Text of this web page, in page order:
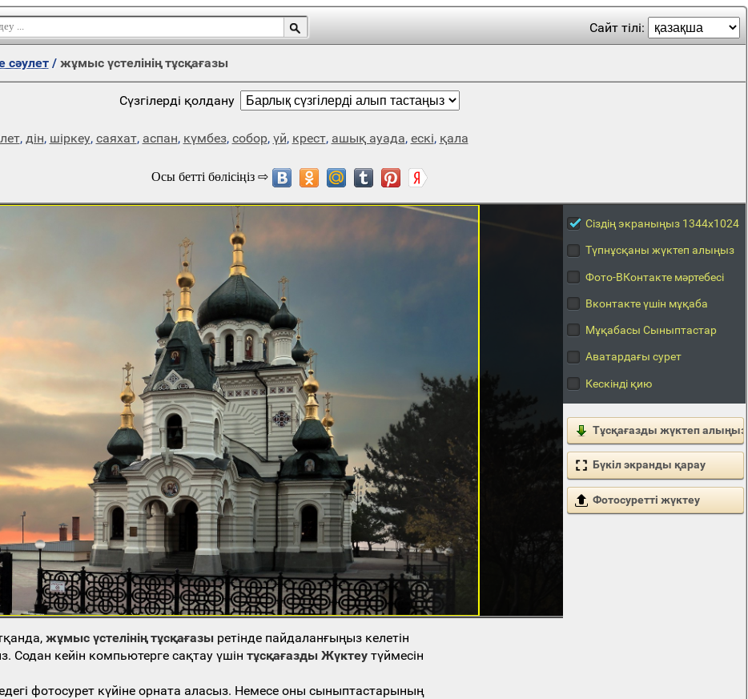
Сайт тілі:
сәулет/ жұмыс үстелінің тұсқағазы
Сүзгілерді қолдану
, дін, шіркеу, саяхат, аспан, күмбез, собор, үй, крест, ашық ауада, ескі, қала
Сіздің экраныңыз 1344x1024
Түпнұсқаны жүктеп алыңыз
Фото-ВКонтакте мәртебесі
Вконтакте үшін мұқаба
Мұқабасы Сыныптастар
Аватардағы сурет
Кескінді қию
Тұсқағазды жүктеп алыңыз
Бүкіл экранды қарау
Фотосуретті жүктеу
жұмыс үстелінің тұсқағазы ретінде пайдаланғыңыз келетін
Содан кейін компьютерге сақтау үшінтұсқағазды Жүктеу түймесін
фотосурет күйіне орната аласыз. Немесе оны сыныптастарының